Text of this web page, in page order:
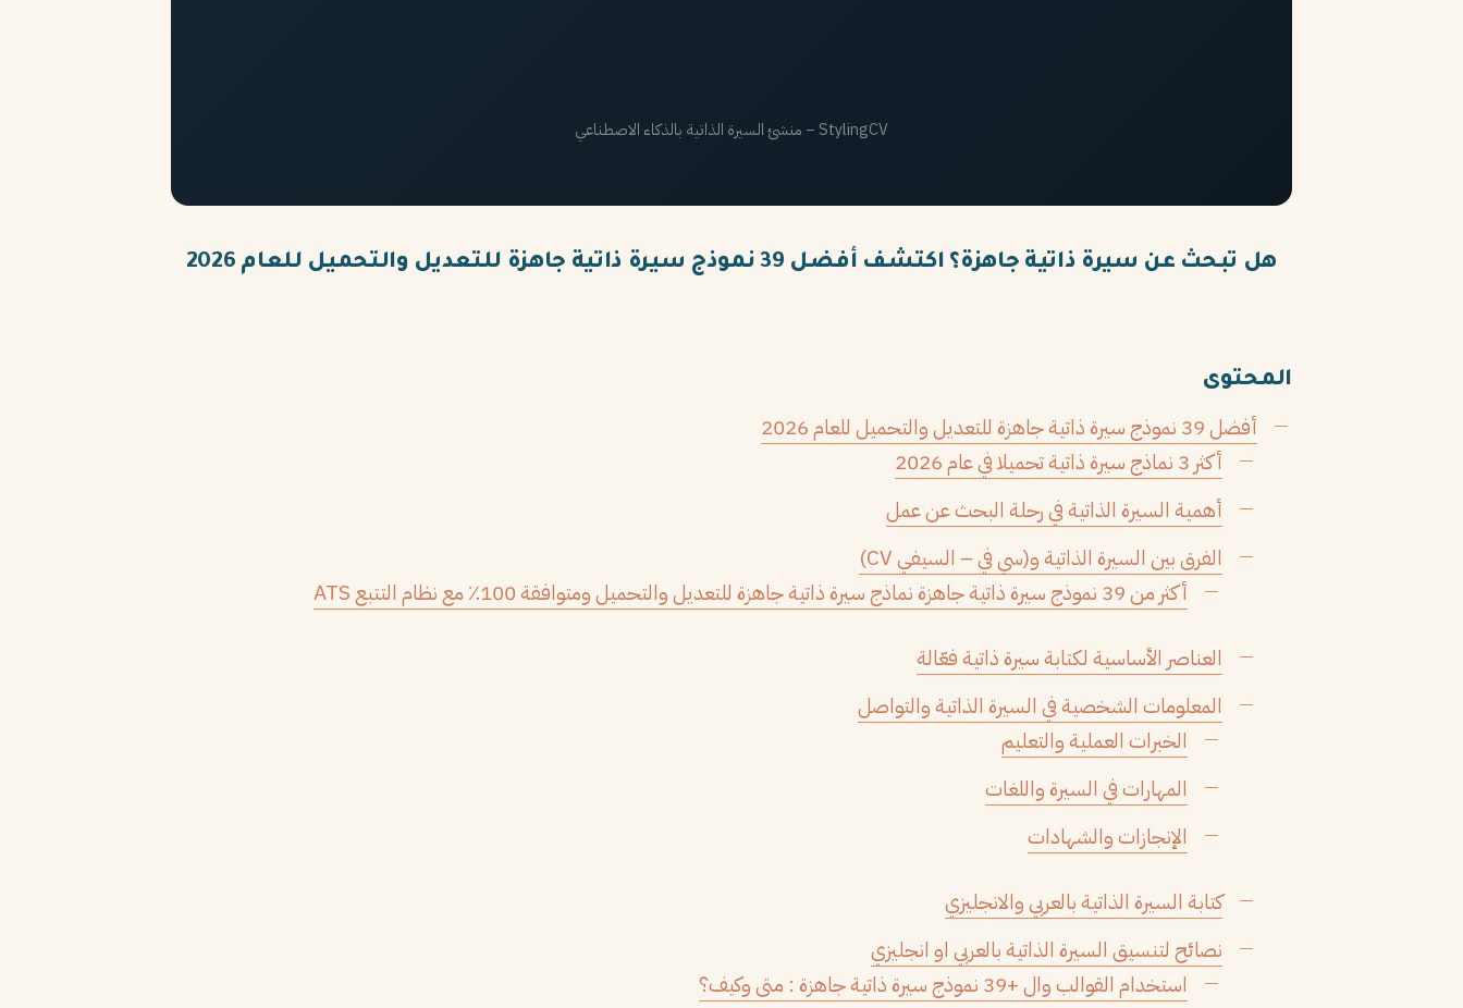
StylingCV – منشئ السيرة الذاتية بالذكاء الاصطناعي
هل تبحث عن سيرة ذاتية جاهزة؟ اكتشف أفضل 39 نموذج سيرة ذاتية جاهزة للتعديل والتحميل للعام 2026
المحتوى
أفضل 39 نموذج سيرة ذاتية جاهزة للتعديل والتحميل للعام 2026
أكثر 3 نماذج سيرة ذاتية تحميلا في عام 2026
أهمية السيرة الذاتية في رحلة البحث عن عمل
الفرق بين السيرة الذاتية و(سي في – السيفي CV)
أكثر من 39 نموذج سيرة ذاتية جاهزة نماذج سيرة ذاتية جاهزة للتعديل والتحميل ومتوافقة 100٪ مع نظام التتبع ATS
العناصر الأساسية لكتابة سيرة ذاتية فعّالة
المعلومات الشخصية في السيرة الذاتية والتواصل
الخبرات العملية والتعليم
المهارات في السيرة واللغات
الإنجازات والشهادات
كتابة السيرة الذاتية بالعربي والانجليزي
نصائح لتنسيق السيرة الذاتية بالعربي او انجليزي
استخدام القوالب وال +39 نموذج سيرة ذاتية جاهزة : متى وكيف؟